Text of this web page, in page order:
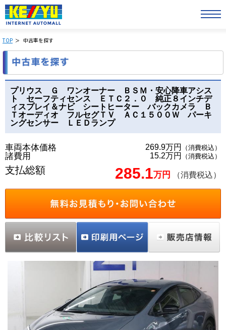
TOP 中古車を探す
プリウス Ｇ ワンオーナー ＢＳＭ・安心降車アシス
ト セーフティセンス ＥＴＣ２．０ 純正８インチデ
ィスプレイ＆ナビ シートヒーター バックカメラ Ｂ
Ｔオーディオ フルセグＴＶ ＡＣ１５００Ｗ パーキ
ングセンサー ＬＥＤランプ
車両本体価格 269.9万円 （消費税込）
諸費用 15.2万円 （消費税込）
支払総額 285.1万円 （消費税込）